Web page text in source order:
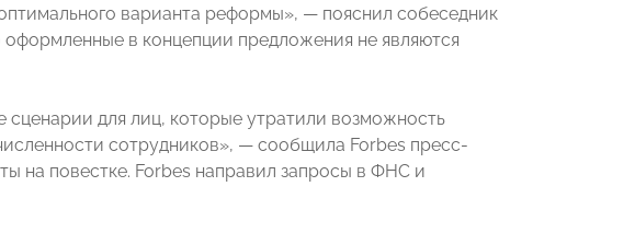
варианта реформы», — пояснил собеседник
в концепции предложения не являются
для лиц, которые утратили возможность
сотрудников», — сообщила Forbes пресс-
на повестке. Forbes направил запросы в ФНС и